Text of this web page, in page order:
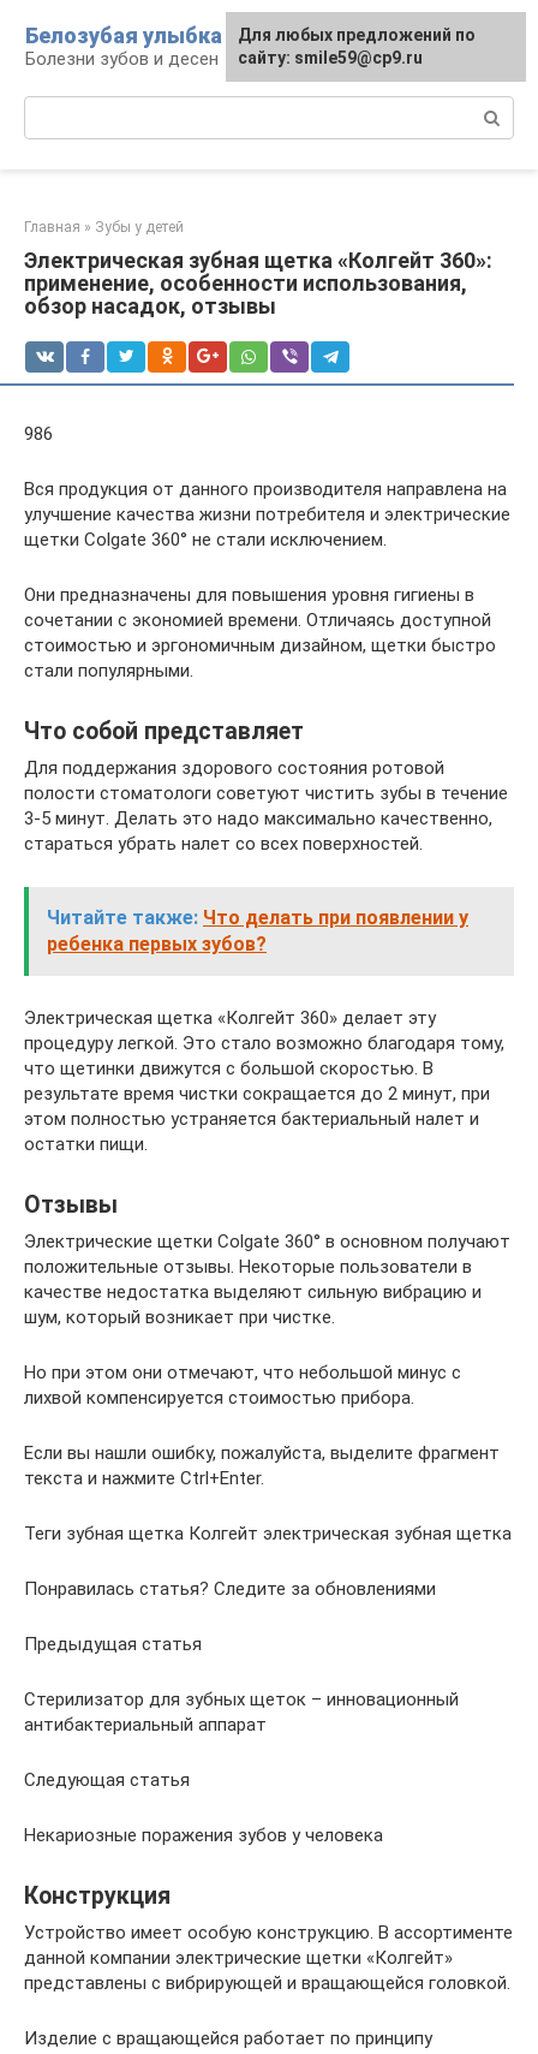
контенту
Белозубая улыбка
Болезни зубов и десен
Главная » Зубы у детей
Электрическая зубная щетка «Колгейт 360»:
применение, особенности использования,
обзор насадок, отзывы
986
Вся продукция от данного производителя направлена на
улучшение качества жизни потребителя и электрические
щетки Colgate 360° не стали исключением.
Они предназначены для повышения уровня гигиены в
сочетании с экономией времени. Отличаясь доступной
стоимостью и эргономичным дизайном, щетки быстро
стали популярными.
Что собой представляет
Для поддержания здорового состояния ротовой
полости стоматологи советуют чистить зубы в течение
3-5 минут. Делать это надо максимально качественно,
стараться убрать налет со всех поверхностей.
Читайте также: Что делать при появлении у
ребенка первых зубов?
Электрическая щетка «Колгейт 360» делает эту
процедуру легкой. Это стало возможно благодаря тому,
что щетинки движутся с большой скоростью. В
результате время чистки сокращается до 2 минут, при
этом полностью устраняется бактериальный налет и
остатки пищи.
Отзывы
Электрические щетки Colgate 360° в основном получают
положительные отзывы. Некоторые пользователи в
качестве недостатка выделяют сильную вибрацию и
шум, который возникает при чистке.
Но при этом они отмечают, что небольшой минус с
лихвой компенсируется стоимостью прибора.
Если вы нашли ошибку, пожалуйста, выделите фрагмент
текста и нажмите Ctrl+Enter.
Теги зубная щетка Колгейт электрическая зубная щетка
Понравилась статья? Следите за обновлениями
Предыдущая статья
Стерилизатор для зубных щеток – инновационный
антибактериальный аппарат
Следующая статья
Некариозные поражения зубов у человека
Конструкция
Устройство имеет особую конструкцию. В ассортименте
данной компании электрические щетки «Колгейт»
представлены с вибрирующей и вращающейся головкой.
Изделие с вращающейся работает по принципу
Для любых предложений по
сайту: smile59@cp9.ru